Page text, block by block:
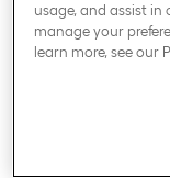
usage, and assist
manage your
learn more, see our